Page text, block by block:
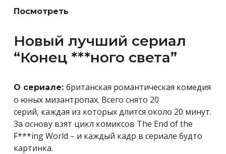
Посмотреть
Новый лучший сериал
“Конец ***ного света”
О сериале: британская романтическая комедия
о юных мизантропах. Всего снято 20
серий, каждая из которых длится около 20 минут.
За основу взят цикл комиксов The End of the
F***ing World – и каждый кадр в сериале будто
картинка.